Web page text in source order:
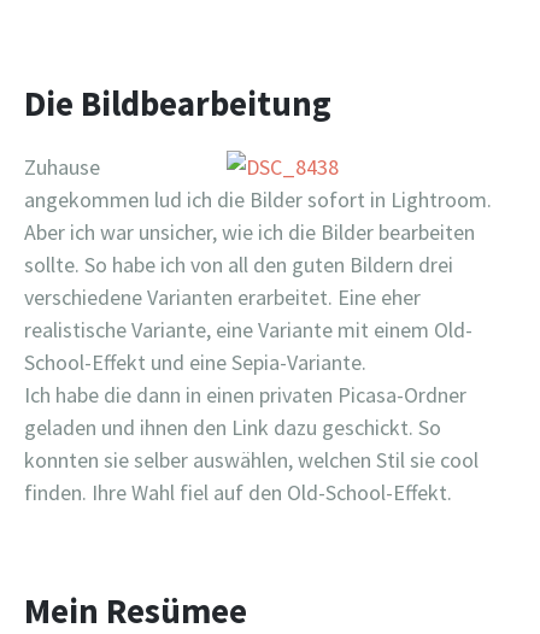
Die Bildbearbeitung
Zuhause
angekommen lud ich die Bilder sofort in Lightroom.
Aber ich war unsicher, wie ich die Bilder bearbeiten
sollte. So habe ich von all den guten Bildern drei
verschiedene Varianten erarbeitet. Eine eher
realistische Variante, eine Variante mit einem Old-
School-Effekt und eine Sepia-Variante.
Ich habe die dann in einen privaten Picasa-Ordner
geladen und ihnen den Link dazu geschickt. So
konnten sie selber auswählen, welchen Stil sie cool
finden. Ihre Wahl fiel auf den Old-School-Effekt.
Mein Resümee